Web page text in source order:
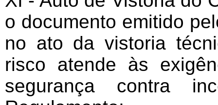
o documento emitido
no ato da vistoria
risco atende às
segurança contra